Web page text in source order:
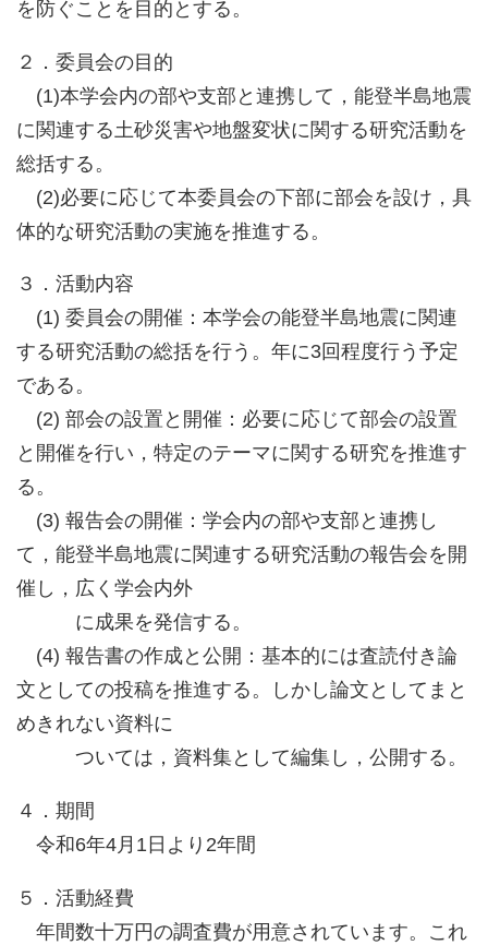
を防ぐことを目的とする。
２．委員会の目的
(1)本学会内の部や支部と連携して，能登半島地震
に関連する土砂災害や地盤変状に関する研究活動を
総括する。
(2)必要に応じて本委員会の下部に部会を設け，具
体的な研究活動の実施を推進する。
３．活動内容
(1) 委員会の開催：本学会の能登半島地震に関連
する研究活動の総括を行う。年に3回程度行う予定
である。
(2) 部会の設置と開催：必要に応じて部会の設置
と開催を行い，特定のテーマに関する研究を推進す
る。
(3) 報告会の開催：学会内の部や支部と連携し
て，能登半島地震に関連する研究活動の報告会を開
催し，広く学会内外
に成果を発信する。
(4) 報告書の作成と公開：基本的には査読付き論
文としての投稿を推進する。しかし論文としてまと
めきれない資料に
ついては，資料集として編集し，公開する。
４．期間
令和6年4月1日より2年間
５．活動経費
年間数十万円の調査費が用意されています。これ